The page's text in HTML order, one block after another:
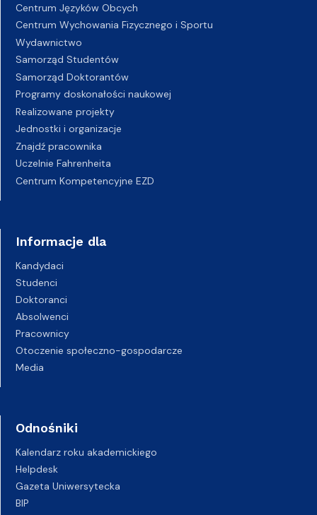
Centrum Języków Obcych
Centrum Wychowania Fizycznego i Sportu
Wydawnictwo
Samorząd Studentów
Samorząd Doktorantów
Programy doskonałości naukowej
Realizowane projekty
Jednostki i organizacje
Znajdź pracownika
Uczelnie Fahrenheita
Centrum Kompetencyjne EZD
Informacje dla
Kandydaci
Studenci
Doktoranci
Absolwenci
Pracownicy
Otoczenie społeczno-gospodarcze
Media
Odnośniki
Kalendarz roku akademickiego
Helpdesk
Gazeta Uniwersytecka
BIP